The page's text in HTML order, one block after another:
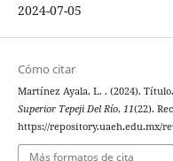
2024-07-05
Cómo citar
Martínez Ayala, L. . (2024). Título.
Superior Tepeji Del Río, 11(22).
https://repository.uaeh.edu.mx/
Más formatos de cita